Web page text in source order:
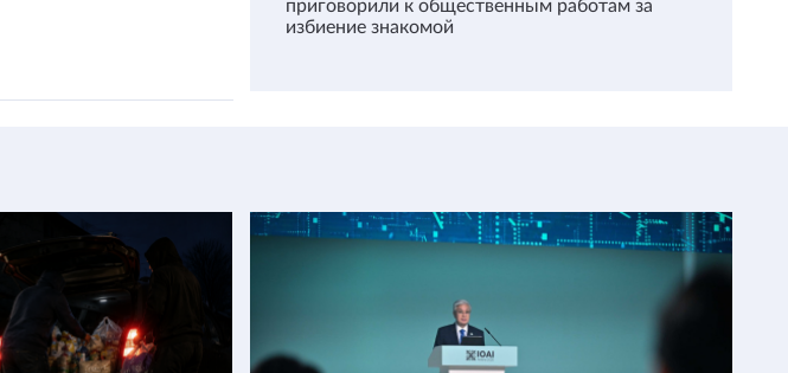
приговорили к общественным работам за
избиение знакомой